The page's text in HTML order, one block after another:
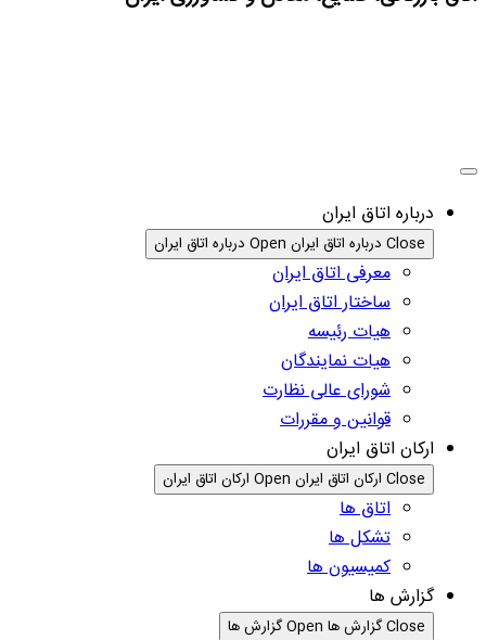
درباره اتاق ایران
Close درباره اتاق ایران Open درباره اتاق ایران
معرفی اتاق ایران
ساختار اتاق ایران
هیات رئیسه
هیات نمایندگان
شورای عالی نظارت
قوانین و مقررات
ارکان اتاق ایران
Close ارکان اتاق ایران Open ارکان اتاق ایران
اتاق ها
تشکل ها
کمیسیون ها
گزارش ها
Close گزارش ها Open گزارش ها